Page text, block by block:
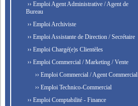
›› Emploi Agent Administrative / Agent de
Bureau
›› Emploi Archiviste
›› Emploi Assistante de Direction / Secrétaire
›› Emploi Chargé(e)s Clientèles
›› Emploi Commercial / Marketing / Vente
›› Emploi Commercial / Agent Commercial
›› Emploi Technico-Commercial
›› Emploi Comptabilité - Finance